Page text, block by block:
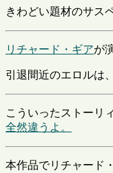
きわどい題材のサス
リチャード・ギアが
引退間近のエロルは
こういったストーリ
全然違うよ。
本作品でリチャード